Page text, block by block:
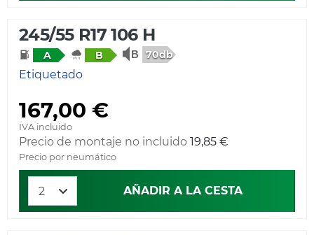
245/55 R17 106 H
A B 70db
Etiquetado
167,00 €
IVA incluido
Precio de montaje no incluido 19,85 €
Precio por neumático
AÑADIR A LA CESTA